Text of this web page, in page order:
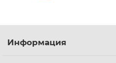
Информация